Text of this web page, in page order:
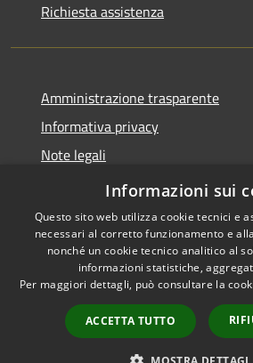
Richiesta assistenza
Amministrazione trasparente
Informativa privacy
Note legali
Dichiarazione di accessibilità
Accessibilità
Informazioni sui
Questo sito web utilizza cookie tecnici e
necessari al corretto funzionamento e
nonché un cookie tecnico analitico al
informazioni statistiche,
Per maggiori dettagli, può consultare la
ACCETTA TUTTO